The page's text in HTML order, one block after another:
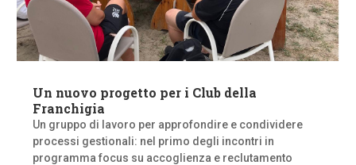
Un nuovo progetto per i Club della
Franchigia
Un gruppo di lavoro per approfondire e condividere
processi gestionali: nel primo degli incontri in
programma focus su accoglienza e reclutamento